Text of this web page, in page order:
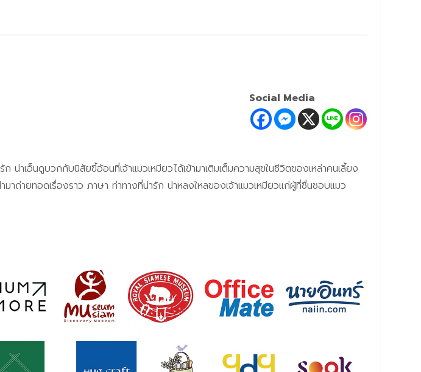
Social Media
เอ็นดูบวกกับนิสัยขี้อ้อนที่เจ้าแมวเหมียวได้เข้ามาเติมเต็มความสุขในชีวิตของเหล่าคนเลี้ยง
ายทอดเรื่องราว ภาษา ท่าทางที่น่ารัก น่าหลงใหลของเจ้าแมวเหมียวแก่ผู้ที่ชื่นชอบแมว